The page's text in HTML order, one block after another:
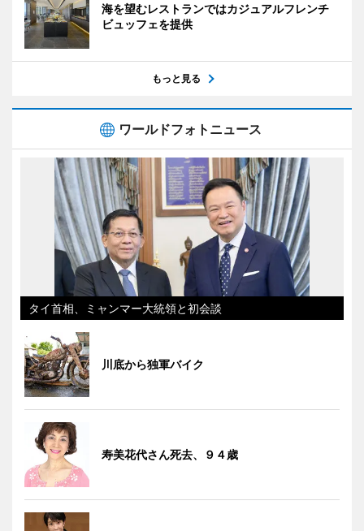
海を望むレストランではカジュアルフレンチ
ビュッフェを提供
もっと見る
ワールドフォトニュース
タイ首相、ミャンマー大統領と初会談
川底から独軍バイク
寿美花代さん死去、９４歳